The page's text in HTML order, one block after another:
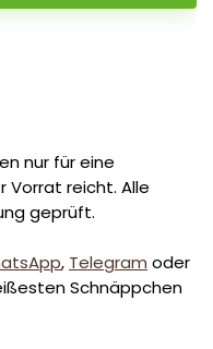
nur für eine
reicht. Alle
geprüft.
, Telegram oder
Schnäppchen